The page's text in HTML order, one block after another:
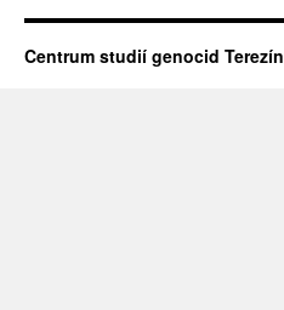
Centrum studií genocid Terezín